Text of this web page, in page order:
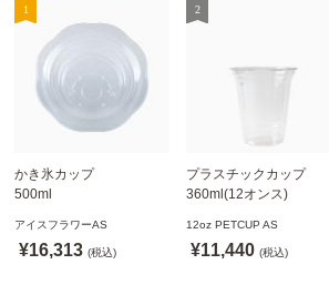
かき氷カップ
500ml
※北海道・沖縄・離島 送
料別途
アイスフラワーAS
¥16,313 (税込)
プラスチックカップ
360ml(12オンス)
製)
※沖縄・離島 配送料別途
12oz PETCUP AS
¥11,440 (税込)